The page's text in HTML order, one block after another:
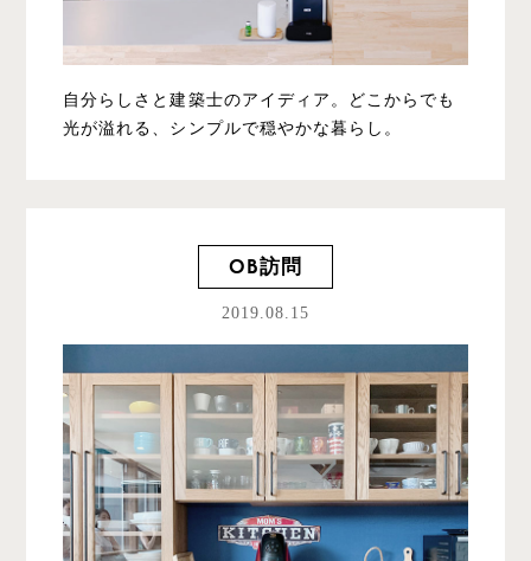
自分らしさと建築士のアイディア。どこからでも
光が溢れる、シンプルで穏やかな暮らし。
OB訪問
2019.08.15